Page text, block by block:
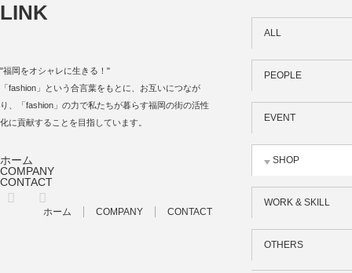
ALL
PEOPLE
EVENT
SHOP
WORK & SKILL
OTHERS
"福岡をオシャレに生きる！"
「fashion」という合言葉をもとに、お互いにつなが
り、「fashion」の力で私たちが暮らす福岡の街の活性
化に貢献することを目指しています。
ホーム
COMPANY
CONTACT
Facebook
ホーム COMPANY CONTACT